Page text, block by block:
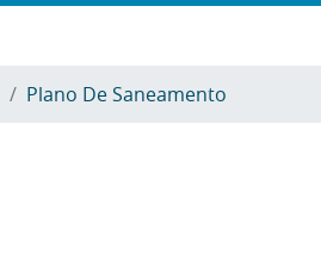
Plano De Saneamento